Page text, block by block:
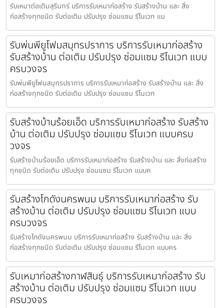
รับเหมาต่อเติมสุรินทร์ บริการรับเหมาก่อสร้าง รับสร้างบ้าน และ สิ่ง
ก่อสร้างทุกชนิด รับต่อเติม ปรับปรุง ซ่อมแซม รีโนเวท แบ
รับพ่นพียูโฟมสมุทรปราการ บริการรับเหมาก่อสร้าง
รับสร้างบ้าน ต่อเติม ปรับปรุง ซ่อมแซม รีโนเวท แบบ
ครบวงจร
รับพ่นพียูโฟมสมุทรปราการ บริการรับเหมาก่อสร้าง รับสร้างบ้าน และ สิ่ง
ก่อสร้างทุกชนิด รับต่อเติม ปรับปรุง ซ่อมแซม รีโนเวท
รับสร้างบ้านร้อยเอ็ด บริการรับเหมาก่อสร้าง รับสร้าง
บ้าน ต่อเติม ปรับปรุง ซ่อมแซม รีโนเวท แบบครบ
วงจร
รับสร้างบ้านร้อยเอ็ด บริการรับเหมาก่อสร้าง รับสร้างบ้าน และ สิ่งก่อสร้าง
ทุกชนิด รับต่อเติม ปรับปรุง ซ่อมแซม รีโนเวท แบบค
รับสร้างโกดังนครพนม บริการรับเหมาก่อสร้าง รับ
สร้างบ้าน ต่อเติม ปรับปรุง ซ่อมแซม รีโนเวท แบบ
ครบวงจร
รับสร้างโกดังนครพนม บริการรับเหมาก่อสร้าง รับสร้างบ้าน และ สิ่ง
ก่อสร้างทุกชนิด รับต่อเติม ปรับปรุง ซ่อมแซม รีโนเวท แบบคร
รับเหมาก่อสร้างกาฬสินธุ์ บริการรับเหมาก่อสร้าง รับ
สร้างบ้าน ต่อเติม ปรับปรุง ซ่อมแซม รีโนเวท แบบ
ครบวงจร